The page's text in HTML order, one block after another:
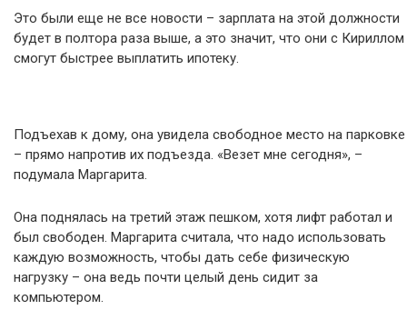
Это были еще не все новости – зарплата на этой должности
будет в полтора раза выше, а это значит, что они с Кириллом
смогут быстрее выплатить ипотеку.
Подъехав к дому, она увидела свободное место на парковке
– прямо напротив их подъезда. «Везет мне сегодня», –
подумала Маргарита.
Она поднялась на третий этаж пешком, хотя лифт работал и
был свободен. Маргарита считала, что надо использовать
каждую возможность, чтобы дать себе физическую
нагрузку – она ведь почти целый день сидит за
компьютером.